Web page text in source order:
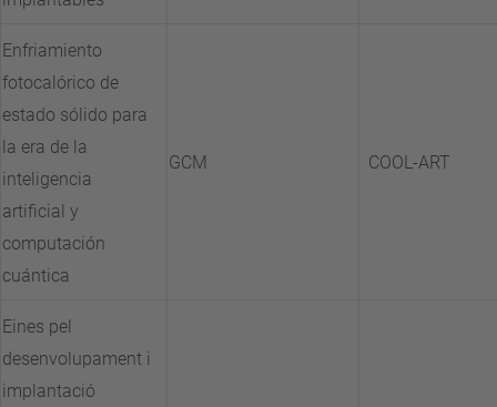
Enfriamiento
fotocalórico de
estado sólido para
la era de la
inteligencia
artificial y
computación
cuántica
GCM COOL-ART
Eines pel
desenvolupament i
implantació